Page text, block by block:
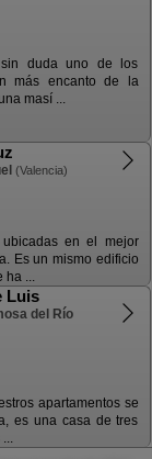
duda uno de los
más encanto de la
masí ...
(Valencia)
en el mejor
Es un mismo edificio
ha ...
Luis
del Río
apartamentos se
es una casa de tres